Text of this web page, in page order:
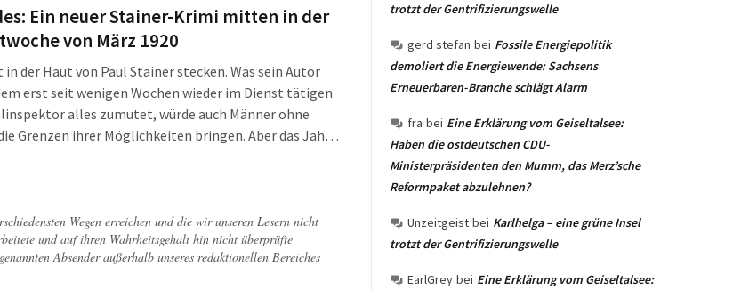
Ein neuer Stainer-Krimi mitten in der
von März 1920
der Haut von Paul Stainer stecken. Was sein Autor
erst seit wenigen Wochen wieder im Dienst tätigen
alles zumutet, würde auch Männer ohne
Grenzen ihrer Möglichkeiten bringen. Aber das Jahr
Wegen erreichen und die wir unseren Lesern nicht
und auf ihren Wahrheitsgehalt hin nicht überprüfte
Absender außerhalb unseres redaktionellen Bereiches
trotzt der Gentrifizierungswelle
gerd stefan bei Fossile Energiepolitik
demoliert die Energiewende: Sachsens
Erneuerbaren-Branche schlägt Alarm
fra bei Eine Erklärung vom Geiseltalsee:
Haben die ostdeutschen CDU-
Ministerpräsidenten den Mumm, das Merz’sche
Reformpaket abzulehnen?
Unzeitgeist bei Karlhelga – eine grüne Insel
trotzt der Gentrifizierungswelle
EarlGrey bei Eine Erklärung vom Geiseltalsee: